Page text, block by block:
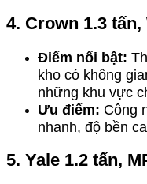
4. Crown 1.3
Điểm nổi bật:
kho có không
những khu vực
Ưu điểm: Công
nhanh, độ bền
5. Yale 1.2 tấn,